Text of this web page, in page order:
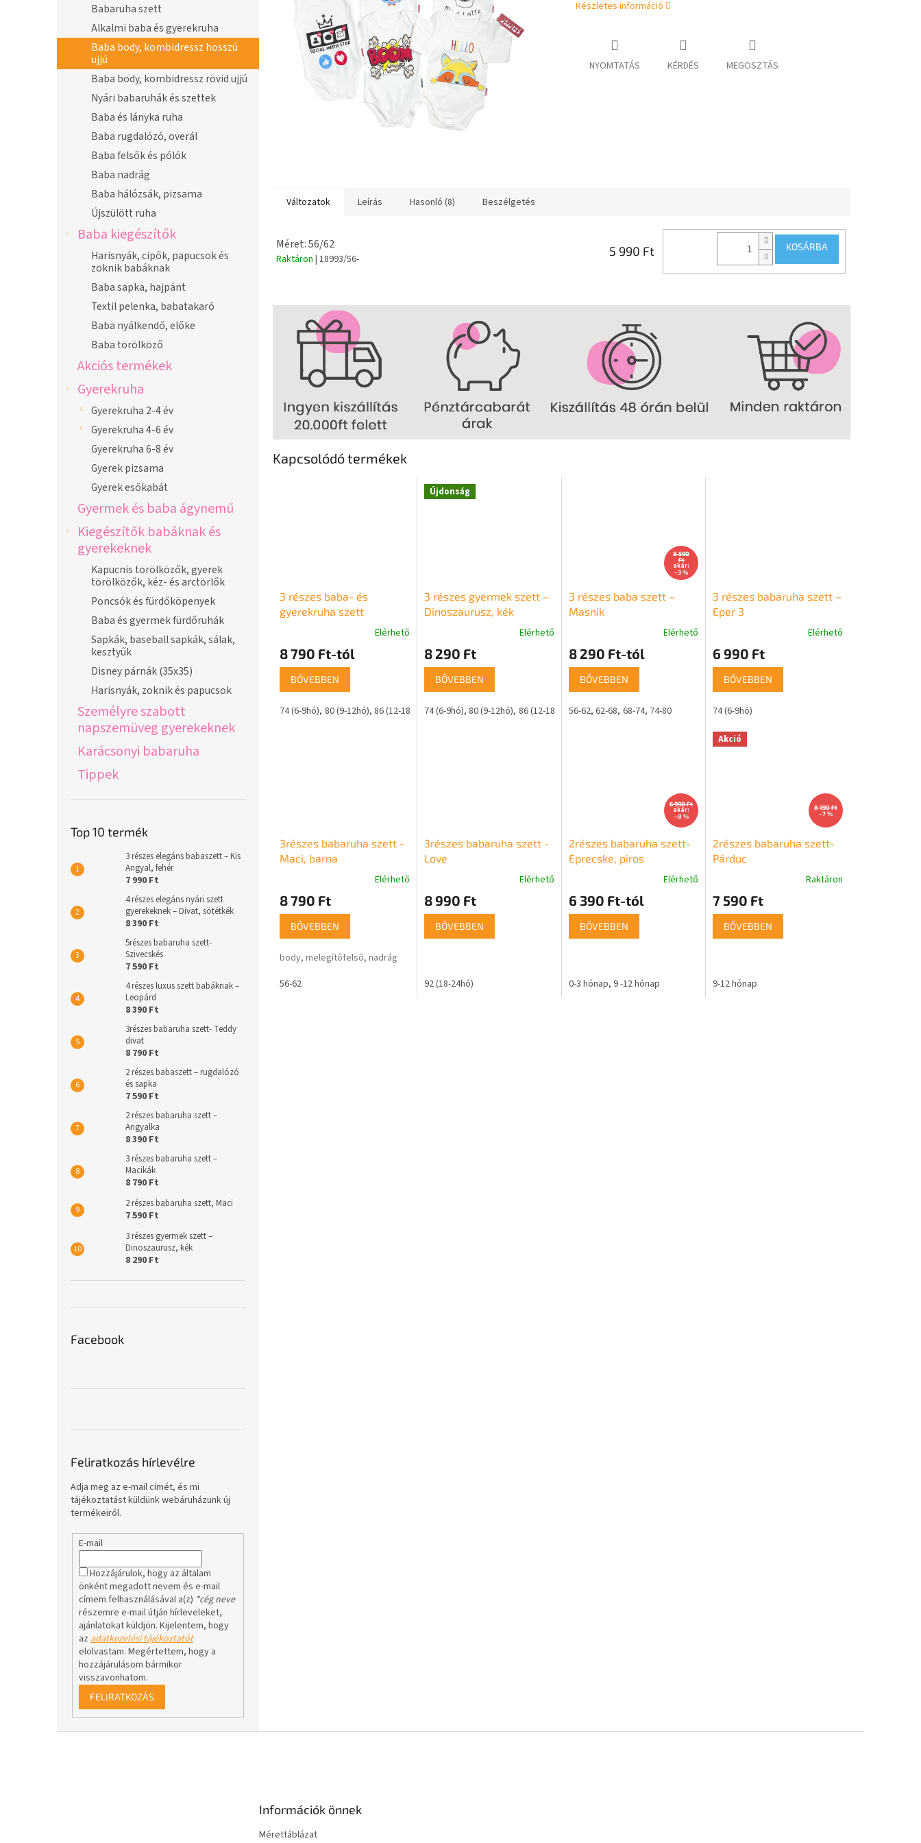
l
Babaruha szett
Alkalmi baba és gyerekruha
Baba body, kombidressz hosszú
ujjú
Baba body, kombidressz rövid ujjú
Nyári babaruhák és szettek
Baba és lányka ruha
Baba rugdalózó, overál
Baba felsők és pólók
Baba nadrág
Baba hálózsák, pizsama
Újszülött ruha
Baba kiegészítők
Harisnyák, cipők, papucsok és
zoknik babáknak
Baba sapka, hajpánt
Textil pelenka, babatakaró
Baba nyálkendő, előke
Baba törölköző
Akciós termékek
Gyerekruha
Gyerekruha 2-4 év
Gyerekruha 4-6 év
Gyerekruha 6-8 év
Gyerek pizsama
Gyerek esőkabát
Gyermek és baba ágynemű
Kiegészítők babáknak és
gyerekeknek
Kapucnis törölközők, gyerek
törölközők, kéz- és arctörlők
Poncsók és fürdőköpenyek
Baba és gyermek fürdőruhák
Sapkák, baseball sapkák, sálak,
kesztyűk
Disney párnák (35x35)
Harisnyák, zoknik és papucsok
Személyre szabott
napszemüveg gyerekeknek
Karácsonyi babaruha
Tippek
Top 10 termék
3 részes elegáns babaszett – Kis
Angyal, fehér
7 990 Ft
4 részes elegáns nyári szett
gyerekeknek – Divat, sötétkék
8 390 Ft
5részes babaruha szett-
Szivecskés
7 590 Ft
4 részes luxus szett babáknak –
Leopárd
8 390 Ft
3részes babaruha szett- Teddy
divat
8 790 Ft
2 részes babaszett – rugdalózó
és sapka
7 590 Ft
2 részes babaruha szett –
Angyalka
8 390 Ft
3 részes babaruha szett –
Macikák
8 790 Ft
2 részes babaruha szett, Maci
7 590 Ft
3 részes gyermek szett –
Dinoszaurusz, kék
8 290 Ft
Facebook
Feliratkozás hírlevélre
Adja meg az e-mail címét, és mi
tájékoztatást küldünk webáruházunk új
termékeiről.
E-mail
Hozzájárulok, hogy az általam
önként megadott nevem és e-mail
címem felhasználásával a(z) *cég neve
részemre e-mail útján hírleveleket,
ajánlatokat küldjön. Kijelentem, hogy
azadatkezelési tájékoztatót
elolvastam. Megértettem, hogy a
hozzájárulásom bármikor
visszavonhatom.
FELIRATKOZÁS
Részletes információ
NYOMTATÁS KÉRDÉS MEGOSZTÁS
Kapcsolódó termékek
3 részes baba- és
gyerekruha szett
mellénnyel – KutyusElérhető
8 790 Ft-tól
BŐVEBBEN
74 (6-9hó) 80 (9-12hó) 86 (12-18hó) 4 éves
Újdonság
3 részes gyermek szett –
Dinoszaurusz, kék
Elérhető
8 290 Ft
BŐVEBBEN
74 (6-9hó) 80 (9-12hó) 86 (12-18hó)
8 590
Ft
akár:
–3 %
3 részes baba szett –
Masnik
Elérhető
8 290 Ft-tól
BŐVEBBEN
56-62 62-68 68-74 74-80
3 részes babaruha szett –
Eper 3
Elérhető
6 990 Ft
BŐVEBBEN
74 (6-9hó)
3részes babaruha szett -
Maci, barna
Elérhető
8 790 Ft
BŐVEBBEN
body, melegítőfelső, nadrág
56-62
3részes babaruha szett -
Love
Elérhető
8 990 Ft
BŐVEBBEN
92 (18-24hó)
6 990 Ft
akár:
–8 %
2részes babaruha szett-
Eprecske, piros
Elérhető
6 390 Ft-tól
BŐVEBBEN
0-3 hónap 9 -12 hónap
Akció
8 190 Ft
–7 %
2részes babaruha szett-
Párduc
Raktáron
7 590 Ft
BŐVEBBEN
9-12 hónap
Változatok Leírás Hasonló (8) Beszélgetés
Méret: 56/62
Raktáron | 18993/56-
5 990 Ft KOSÁRBA
Információk önnek
Mérettáblázat